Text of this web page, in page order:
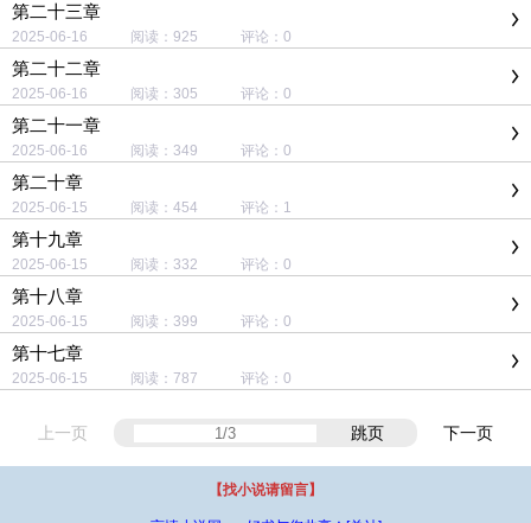
第二十三章
2025-06-16 阅读：925 评论：0
第二十二章
2025-06-16 阅读：305 评论：0
第二十一章
2025-06-16 阅读：349 评论：0
第二十章
2025-06-15 阅读：454 评论：1
第十九章
2025-06-15 阅读：332 评论：0
第十八章
2025-06-15 阅读：399 评论：0
第十七章
2025-06-15 阅读：787 评论：0
上一页 跳页 下一页
【找小说请留言】